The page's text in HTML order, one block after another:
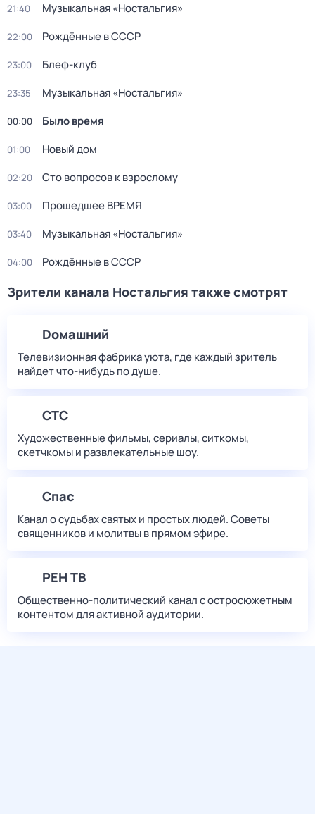
21:40 Музыкальная «Ностальгия»
22:00 Рождённые в СССР
23:00 Блеф-клуб
23:35 Музыкальная «Ностальгия»
00:00 Было время
01:00 Новый дом
02:20 Сто вопросов к взрослому
03:00 Прошедшее ВРЕМЯ
03:40 Музыкальная «Ностальгия»
04:00 Рождённые в СССР
Зрители канала Ностальгия также смотрят
Dомашний
Телевизионная фабрика уюта, где каждый зритель
найдет что‑нибудь по душе.
СТС
Художественные фильмы, сериалы, ситкомы,
скетчкомы и развлекательные шоу.
Спас
Канал о судьбах святых и простых людей. Советы
священников и молитвы в прямом эфире.
РЕН ТВ
Общественно-политический канал с остросюжетным
контентом для активной аудитории.